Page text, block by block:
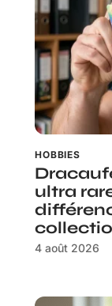
HOBBIES
ultra
4 août 2026